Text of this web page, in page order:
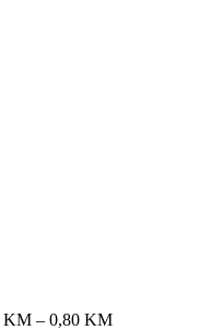
KM – 0,80 KM